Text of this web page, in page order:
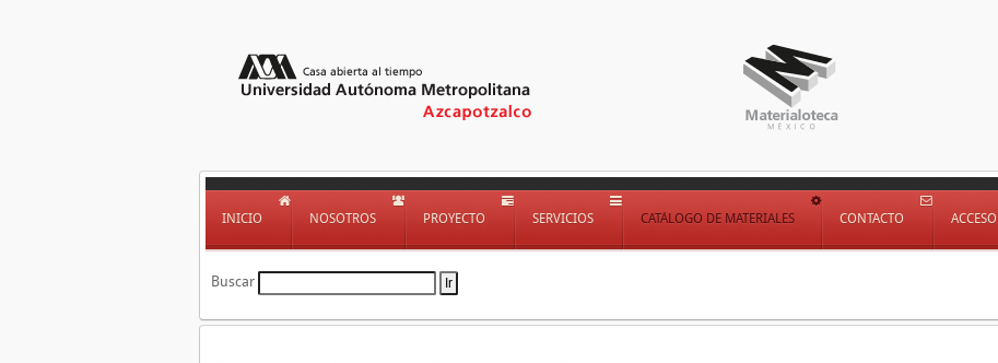
INICIO NOSOTROS PROYECTO SERVICIOS CATÁLOGO DE MATERIALES CONTACTO ACCESO
Buscar